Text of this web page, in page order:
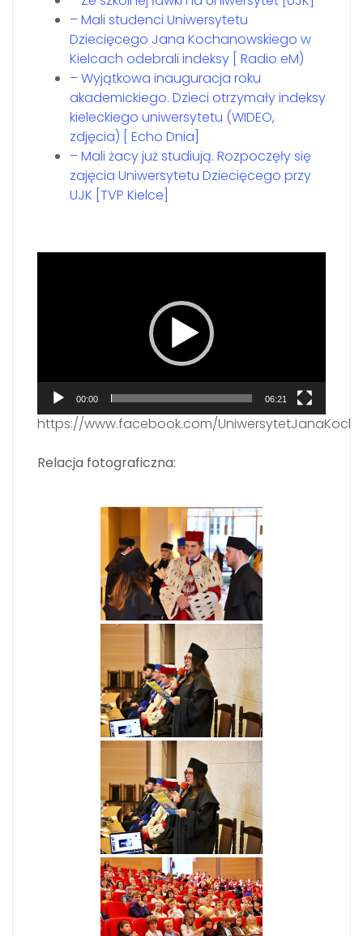
– Mali studenci Uniwersytetu
Dziecięcego Jana Kochanowskiego w
Kielcach odebrali indeksy [ Radio eM)
– Wyjątkowa inauguracja roku
akademickiego. Dzieci otrzymały indeksy
kieleckiego uniwersytetu (WIDEO,
zdjęcia) [ Echo Dnia]
– Mali żacy już studiują. Rozpoczęły się
zajęcia Uniwersytetu Dziecięcego przy
UJK [TVP Kielce]
00:00 06:21
https://www.facebook.com/
Relacja fotograficzna: